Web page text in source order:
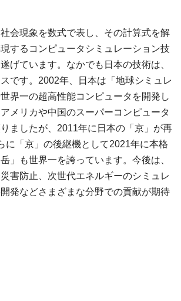
会現象を数式で表し、その計算式を解
するコンピュータシミュレーション技
げています。なかでも日本の技術は、
です。2002年、日本は「地球シミュレ
界一の超高性能コンピュータを開発し
メリカや中国のスーパーコンピュータ
ましたが、2011年に日本の「京」が再
に「京」の後継機として2021年に本格
」も世界一を誇っています。今後は、
害防止、次世代エネルギーのシミュレ
発などさまざまな分野での貢献が期待